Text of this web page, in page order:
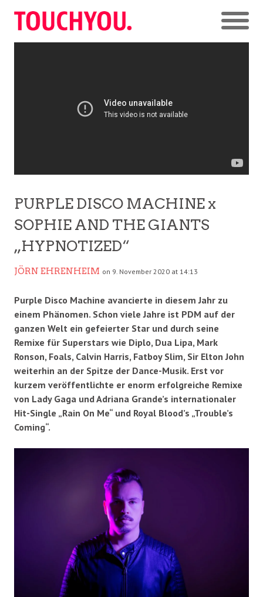
PURPLE DISCO MACHINE x
SOPHIE AND THE GIANTS
„HYPNOTIZED“
JÖRN EHRENHEIM on 9. November 2020 at 14:13
Purple Disco Machine avancierte in diesem Jahr zu
einem Phänomen. Schon viele Jahre ist PDM auf der
ganzen Welt ein gefeierter Star und durch seine
Remixe für Superstars wie Diplo, Dua Lipa, Mark
Ronson, Foals, Calvin Harris, Fatboy Slim, Sir Elton John
weiterhin an der Spitze der Dance-Musik. Erst vor
kurzem veröffentlichte er enorm erfolgreiche Remixe
von Lady Gaga und Adriana Grande’s internationaler
Hit-Single „Rain On Me“ und Royal Blood’s „Trouble’s
Coming“.